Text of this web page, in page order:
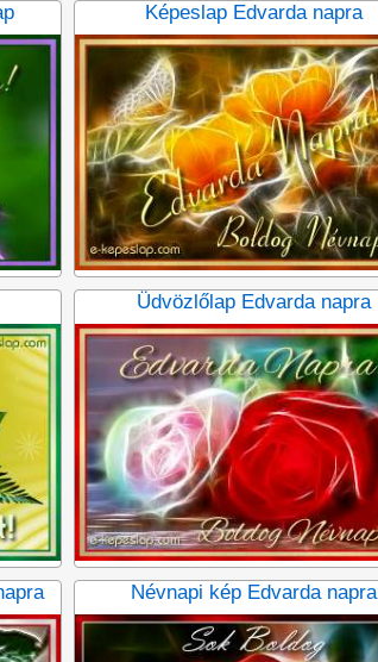
Képeslap Edvarda napra
Üdvözlőlap Edvarda napra
Névnapi kép Edvarda napra